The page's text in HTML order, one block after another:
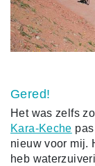
Gered!
Het was zelfs
Kara-Keche
nieuw voor mij.
heb